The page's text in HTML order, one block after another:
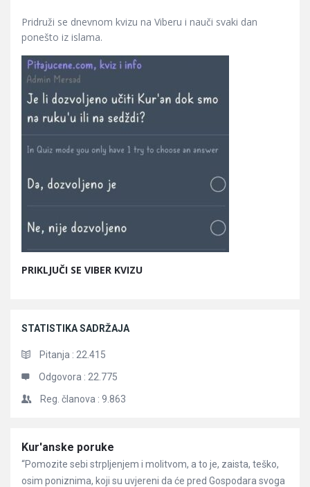
Pridruži se dnevnom kvizu na Viberu i nauči svaki dan
ponešto iz islama.
PRIKLJUČI SE VIBER KVIZU
STATISTIKA SADRŽAJA
Pitanja : 22.415
Odgovora : 22.775
Reg. članova : 9.863
Članci
Kur'anske poruke
“Pomozite sebi strpljenjem i molitvom, a to je, zaista, teško,
osim poniznima, koji su uvjereni da će pred Gospodara svoga